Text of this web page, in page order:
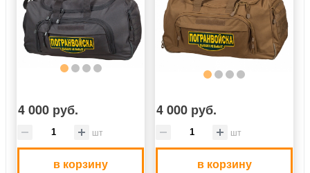
4 000 руб.
шт
в корзину
4 000 руб.
шт
в корзину